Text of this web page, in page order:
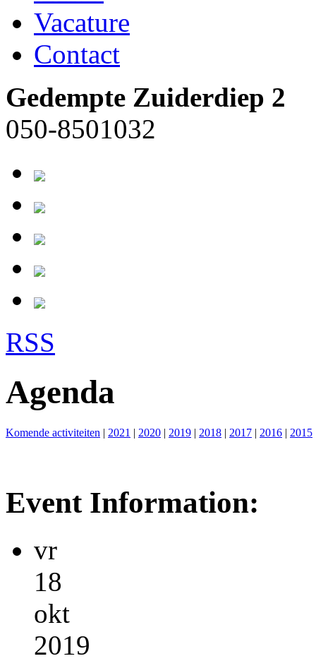
Vacature
Contact
Gedempte Zuiderdiep 2
050-8501032
RSS
Agenda
Komende activiteiten | 2021 | 2020 | 2019 | 2018 | 2017 | 2016 | 2015
Event Information:
vr
18
okt
2019